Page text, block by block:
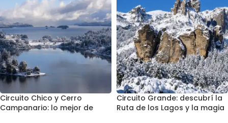
Circuito Chico y Cerro
Campanario: lo mejor de
Circuito Grande: descubrí la
Ruta de los Lagos y la magia